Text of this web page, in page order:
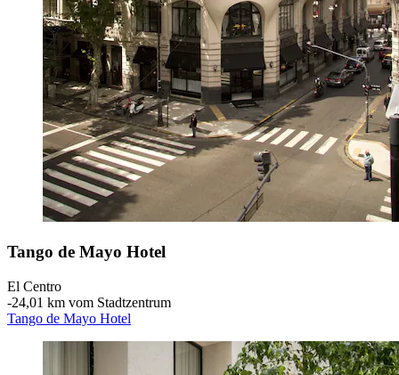
Tango de Mayo Hotel
El Centro
‐24,01 km vom Stadtzentrum
Tango de Mayo Hotel